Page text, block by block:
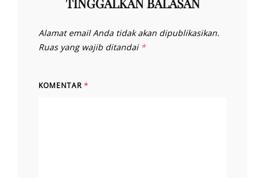
Alamat email Anda tidak akan dipublikasikan.
Ruas yang wajib ditandai *
KOMENTAR *